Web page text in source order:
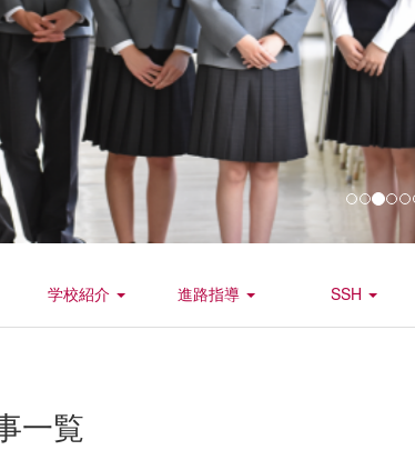
学校紹介 進路指導 SSH
一覧